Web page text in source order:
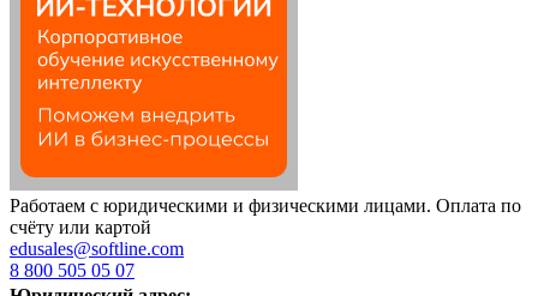
Работаем с юридическими и физическими лицами. Оплата по
счёту или картой
edusales@softline.com
8 800 505 05 07